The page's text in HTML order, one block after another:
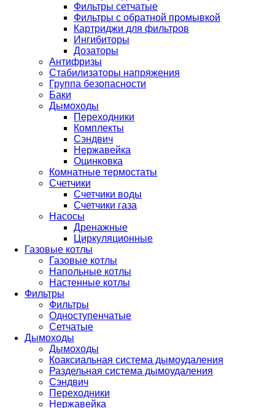
Фильтры сетчатые
Фильтры с обратной промывкой
Картриджи для фильтров
Ингибиторы
Дозаторы
Антифризы
Стабилизаторы напряжения
Группа безопасности
Баки
Дымоходы
Переходники
Комплекты
Сэндвич
Нержавейка
Оцинковка
Комнатные термостаты
Счетчики
Счетчики воды
Счетчики газа
Насосы
Дренажные
Циркуляционные
Газовые котлы
Газовые котлы
Напольные котлы
Настенные котлы
Фильтры
Фильтры
Одноступенчатые
Сетчатые
Дымоходы
Дымоходы
Коаксиальная система дымоудаления
Раздельная система дымоудаления
Сэндвич
Переходники
Нержавейка